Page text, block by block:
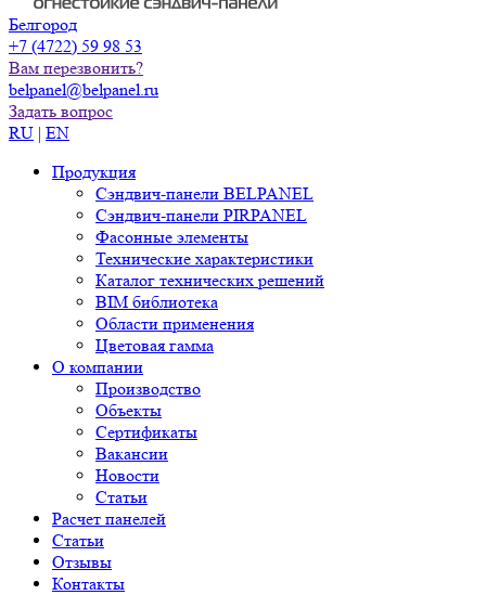
Белгород
+7 (4722) 59 98 53
Вам перезвонить?
belpanel@belpanel.ru
Задать вопрос
RU | EN
Продукция
Сэндвич-панели BELPANEL
Сэндвич-панели PIRPANEL
Фасонные элементы
Технические характеристики
Каталог технических решений
BIM библиотека
Области применения
Цветовая гамма
О компании
Производство
Объекты
Сертификаты
Вакансии
Новости
Статьи
Расчет панелей
Статьи
Отзывы
Контакты